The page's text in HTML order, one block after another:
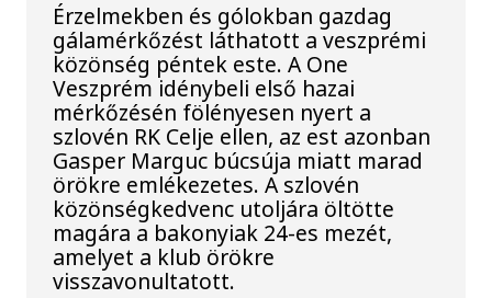
Érzelmekben és gólokban gazdag
gálamérkőzést láthatott a veszprémi
közönség péntek este. A One
Veszprém idénybeli első hazai
mérkőzésén fölényesen nyert a
szlovén RK Celje ellen, az est azonban
Gasper Marguc búcsúja miatt marad
örökre emlékezetes. A szlovén
közönségkedvenc utoljára öltötte
magára a bakonyiak 24-es mezét,
amelyet a klub örökre
visszavonultatott.